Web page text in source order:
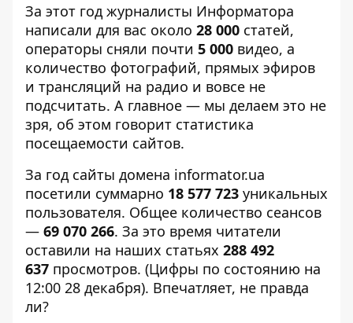
За этот год журналисты Информатора
написали для вас около 28 000 статей,
операторы сняли почти 5 000 видео, а
количество фотографий, прямых эфиров
и трансляций на радио и вовсе не
подсчитать. А главное — мы делаем это не
зря, об этом говорит статистика
посещаемости сайтов.
За год сайты домена informator.ua
посетили суммарно 18 577 723 уникальных
пользователя. Общее количество сеансов
— 69 070 266. За это время читатели
оставили на наших статьях 288 492
637 просмотров. (Цифры по состоянию на
12:00 28 декабря). Впечатляет, не правда
ли?